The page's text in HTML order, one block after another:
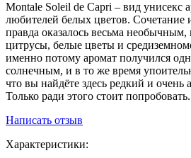
​Montale Soleil de Capri – вид унисекс
любителей белых цветов. Сочетание
правда оказалось весьма
цитрусы, белые цветы и
именно потому аромат получился
солнечным, и в то же время
что вы найдёте здесь редкий и очень
Только ради этого стоит попробовать.
Написать отзыв
Характеристики: